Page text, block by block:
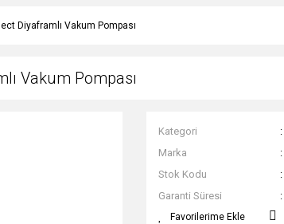
Diyaframlı Vakum Pompası
Vakum Pompası
Kategori
Marka
Stok Kodu
Garanti Süresi